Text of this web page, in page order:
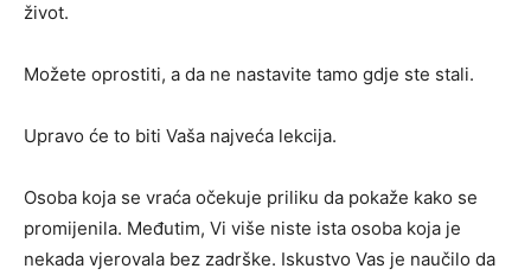
život.
Možete oprostiti, a da ne nastavite tamo gdje ste stali.
Upravo će to biti Vaša najveća lekcija.
Osoba koja se vraća očekuje priliku da pokaže kako se
promijenila. Međutim, Vi više niste ista osoba koja je
nekada vjerovala bez zadrške. Iskustvo Vas je naučilo da